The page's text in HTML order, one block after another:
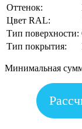
Оттенок:
Цвет RAL:
Тип поверхности:
Тип покрытия:
Минимальная